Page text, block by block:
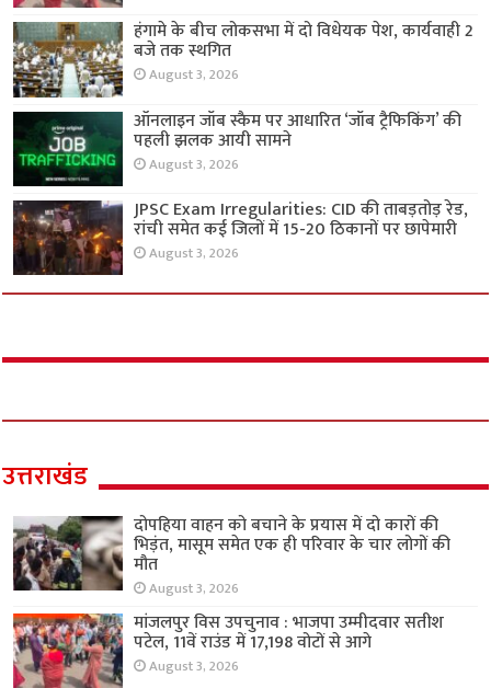
हंगामे के बीच लोकसभा में दो विधेयक पेश, कार्यवाही 2
बजे तक स्थगित
August 3, 2026
ऑनलाइन जॉब स्कैम पर आधारित ‘जॉब ट्रैफिकिंग’ की
पहली झलक आयी सामने
August 3, 2026
JPSC Exam Irregularities: CID की ताबड़तोड़ रेड,
रांची समेत कई जिलों में 15-20 ठिकानों पर छापेमारी
August 3, 2026
उत्तराखंड
दोपहिया वाहन को बचाने के प्रयास में दो कारों की
भिड़ंत, मासूम समेत एक ही परिवार के चार लोगों की
मौत
August 3, 2026
मांजलपुर विस उपचुनाव : भाजपा उम्मीदवार सतीश
पटेल, 11वें राउंड में 17,198 वोटों से आगे
August 3, 2026